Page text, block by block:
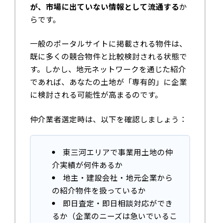
が、市場に出ていない情報として流通するか
らです。
一般のポータルサイトに掲載される物件は、
既に多くの競合物件と比較検討される状態で
す。しかし、地元ネットワークを通じた紹介
であれば、あなたの土地が「専有的」に企業
に検討される可能性が高まるのです。
仲介業者選定時は、以下を確認しましょう：
東三河エリアで事業用土地の仲
介実績が何件あるか
地主・建設会社・地元企業から
の紹介物件を扱っているか
即日査定・即日相談対応ができ
るか（企業のニーズは急いでいるこ